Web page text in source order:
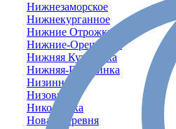
Нижнезаморское
Нижнекурганное
Нижние Отрожки
Нижние-Орешники
Нижняя Кутузовка
Нижняя-Голубинка
Низинное
Низовка
Николаевка
Новая Деревня